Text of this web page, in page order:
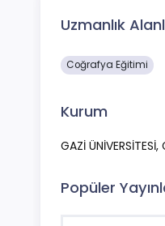
Uzmanlık
Coğrafya Eğitimi
Kurum
GAZİ
Popüler